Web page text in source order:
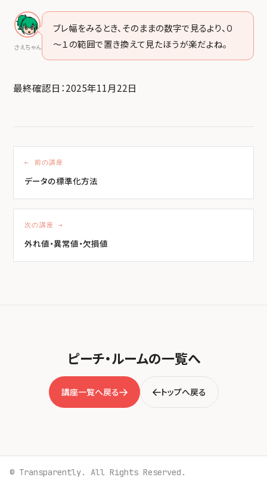
さえちゃん
ブレ幅をみるとき、そのままの数字で見るより、０
～１の範囲で置き換えて見たほうが楽だよね。
最終確認日：2025年11月22日
← 前の講座
データの標準化方法
次の講座 →
外れ値・異常値・欠損値
ピーチ・ルームの一覧へ
講座一覧へ戻る トップへ戻る
© Transparently. All Rights Reserved.